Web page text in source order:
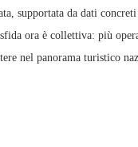
supportata da dati
ora è collettiva: più
nel panorama turistico